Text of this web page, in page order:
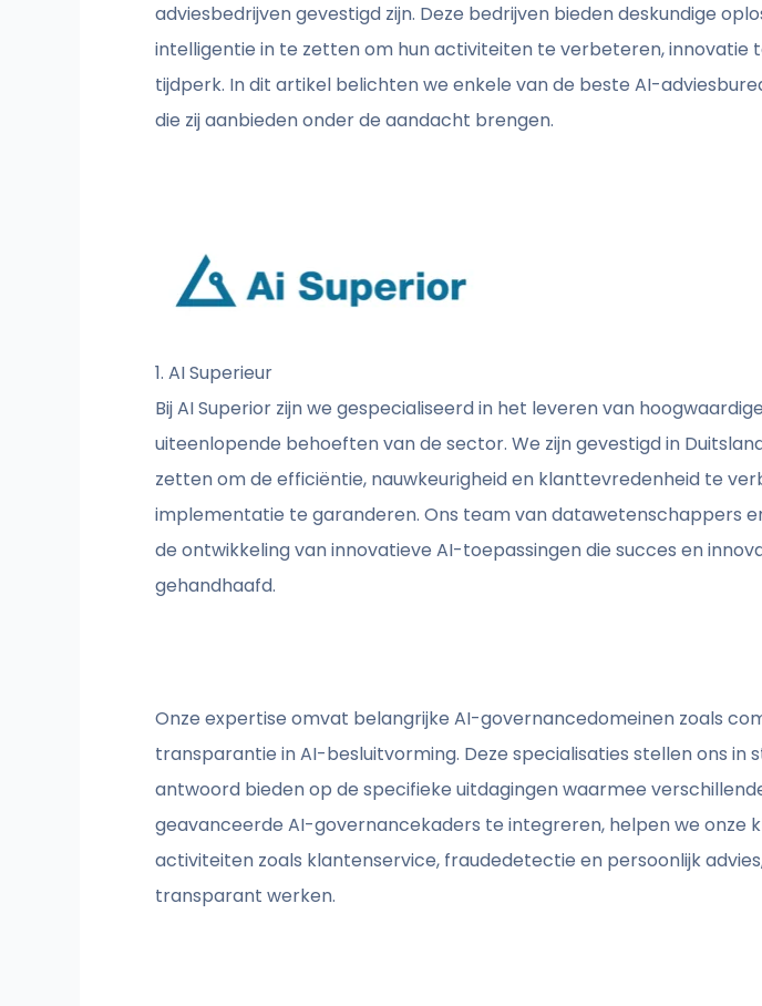
adviesbedrijven gevestigd zijn. Deze bedrijven bieden deskundige
intelligentie in te zetten om hun activiteiten te verbeteren, innovatie
tijdperk. In dit artikel belichten we enkele van de beste AI-
die zij aanbieden onder de aandacht brengen.
1. AI Superieur
Bij AI Superior zijn we gespecialiseerd in het leveren van
uiteenlopende behoeften van de sector. We zijn gevestigd in
zetten om de efficiëntie, nauwkeurigheid en klanttevredenheid te
implementatie te garanderen. Ons team van datawetenschappers
de ontwikkeling van innovatieve AI-toepassingen die succes en
gehandhaafd.
Onze expertise omvat belangrijke AI-governancedomeinen zoals
transparantie in AI-besluitvorming. Deze specialisaties stellen ons
antwoord bieden op de specifieke uitdagingen waarmee
geavanceerde AI-governancekaders te integreren, helpen we onze
activiteiten zoals klantenservice, fraudedetectie en persoonlijk
transparant werken.